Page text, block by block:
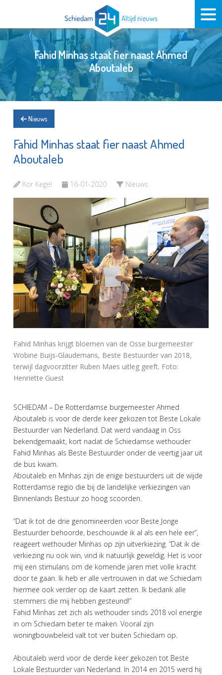
Fahid Minhas staat fier naast Ahmed
Aboutaleb
Nieuws
Fahid Minhas staat fier naast Ahmed
Aboutaleb
Kor Kegel 16-01-2020 Nieuws
Fahid Minhas krijgt bloemen van de Osse burgemeester
Wobine Buijs-Glaudemans, Beste Bestuurder van 2018,
terwijl dagvoorzitter Ruben Maes uitleg geeft. Foto:
Henriëtte Guest
SCHIEDAM – De Rotterdamse burgemeester Ahmed
Aboutaleb is voor de derde keer gekozen tot Beste Lokale
Bestuurder van Nederland. Dat werd vandaag in Oss
bekendgemaakt, kort nadat de Schiedamse wethouder
Fahid Minhas als Beste Bestuurder onder de veertig jaar uit
de bus kwam.
Aboutaleb en Minhas zijn de enige bestuurders uit de wijde
Rotterdamse regio die bij de landelijke verkiezingen van
Binnenlands Bestuur zo hoog scoorden.
“Dat ik tot de drie genomineerden voor Beste Jonge
Bestuurder behoorde, beschouwde ik al als een hele eer”,
reageert wethouder Minhas op zijn uitverkiezing. “Dat ik de
verkiezing nu ook win, vind ik natuurlijk geweldig. Het is voor
mij een stimulans om de komende jaren met volle kracht
door te gaan. Ik heb er alle vertrouwen in dat we Schiedam
hiermee ook verder op de kaart zetten. Ik bedank alle
stemmers die mij hebben gesteund!”
Fahid Minhas zet zich als wethouder sinds 2018 vol energie
in om Schiedam beter te maken. Vooral zijn
woningbouwbeleid valt tot ver buiten Schiedam op.
Aboutaleb werd voor de derde keer gekozen tot Beste
Lokale Bestuurder van Nederland. In 2014 en 2015 werd hij